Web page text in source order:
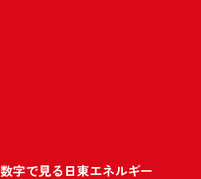
数字で見る日東エネルギー